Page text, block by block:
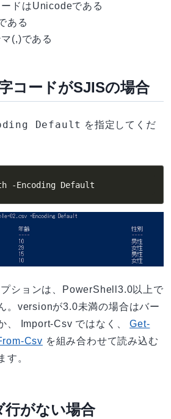
ドはUnicodeである
ある
(,)である
コードがSJISの場合
Default を指定してくだ
-Encoding Default
ションは、PowerShell3.0以上で
。versionが3.0未満の場合はバー
、 Import-Csv ではなく、Get-
Csv を組み合わせて読み込む
す。
行がない場合